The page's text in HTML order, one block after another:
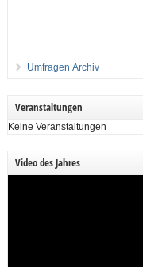
Umfragen Archiv
Veranstaltungen
Keine Veranstaltungen
Video des Jahres